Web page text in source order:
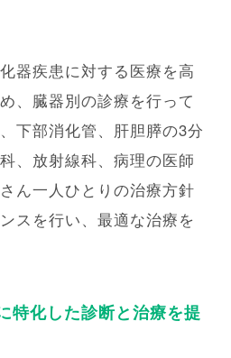
器疾患に対する医療を高
、臓器別の診療を行って
下部消化管、肝胆膵の3分
、放射線科、病理の医師
ん一人ひとりの治療方針
スを行い、最適な治療を
特化した診断と治療を提